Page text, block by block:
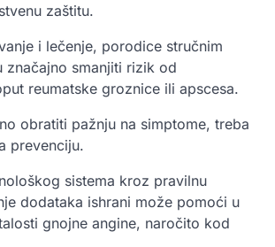
zaštitu.
i lečenje, porodice stručnim
značajno smanjiti rizik od
reumatske groznice ili apscesa.
obratiti pažnju na simptome, treba
prevenciju.
sistema kroz pravilnu
dodataka ishrani može pomoći u
gnojne angine, naročito kod